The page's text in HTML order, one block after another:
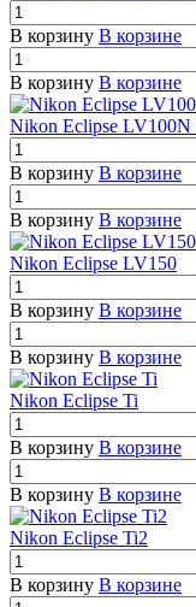
В корзину В корзине
В корзину В корзине
Nikon Eclipse LV100N
В корзину В корзине
В корзину В корзине
Nikon Eclipse LV150
В корзину В корзине
В корзину В корзине
Nikon Eclipse Ti
В корзину В корзине
В корзину В корзине
Nikon Eclipse Ti2
В корзину В корзине